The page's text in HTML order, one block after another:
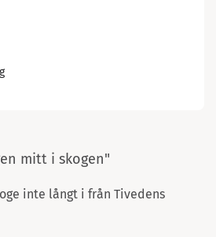
mitt i skogen"
inte långt i från Tivedens